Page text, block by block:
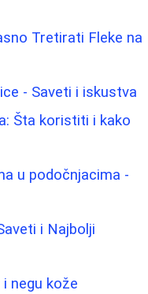
Tretirati Fleke na
- Saveti i iskustva
Šta koristiti i kako
u podočnjacima -
i Najbolji
negu kože